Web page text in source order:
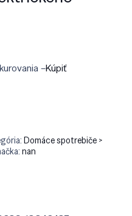
–Kúpiť
Domáce spotrebiče >
nan